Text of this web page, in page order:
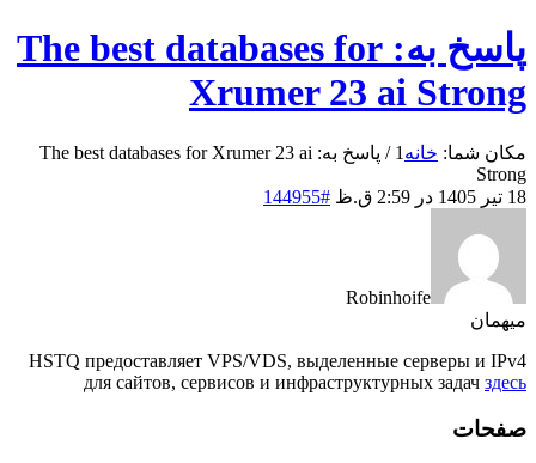
پاسخ به: The best databases for
Xrumer 23 ai Strong
مکان شما: خانه 1
/
پاسخ به: The best databases for Xrumer 23 ai
Strong
18 تیر 1405 در 2:59 ق.ظ
#144955
Robinhoife
میهمان
HSTQ предоставляет VPS/VDS, выделенные серверы и IPv4
для сайтов, сервисов и инфраструктурных задач здесь
صفحات